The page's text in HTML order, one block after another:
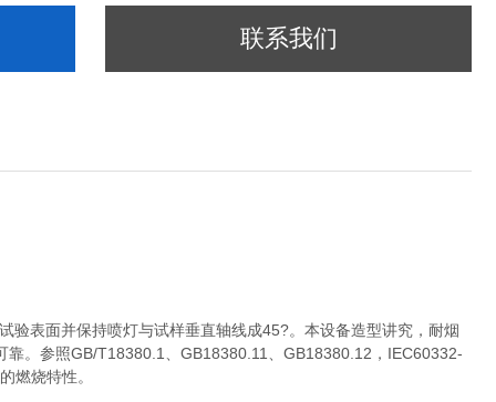
联系我们
验表面并保持喷灯与试样垂直轴线成45?。本设备造型讲究，耐烟
。参照GB/T18380.1、GB18380.11、GB18380.12，IEC60332-
燃烧特性。